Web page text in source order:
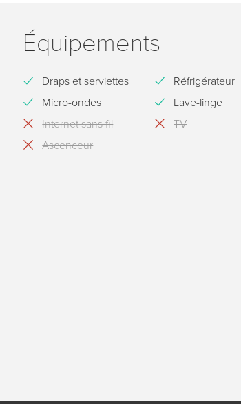
Équipements
Draps et serviettes
Réfrigérateur
Micro-ondes
Lave-linge
Internet sans fil
TV
Ascenceur